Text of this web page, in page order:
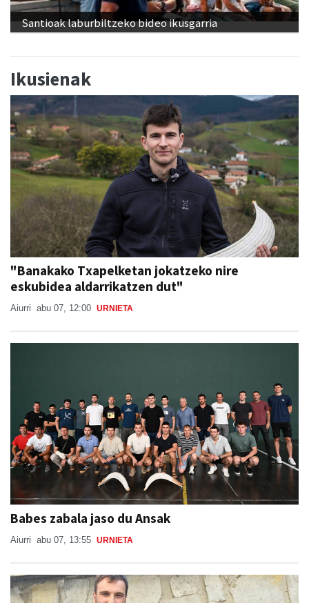
Santioak laburbiltzeko bideo ikusgarria
Ikusienak
"Banakako Txapelketan jokatzeko nire
eskubidea aldarrikatzen dut"
Aiurri abu 07, 12:00 URNIETA
Babes zabala jaso du Ansak
Aiurri abu 07, 13:55 URNIETA